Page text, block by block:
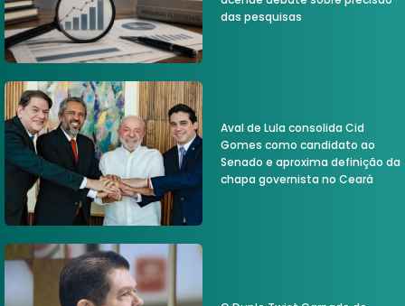
das pesquisas
Aval de Lula consolida Cid
Gomes como candidato ao
Senado e aproxima definição da
chapa governista no Ceará